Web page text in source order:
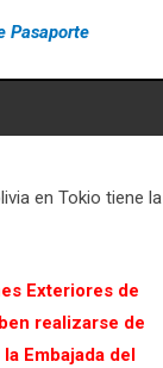
Pasaporte
en Tokio tiene la
Exteriores de
realizarse de
Embajada del